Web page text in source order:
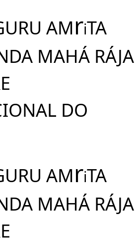
AMri TA
MAHÁ RÁJA
DO
AMri TA
MAHÁ RÁJA